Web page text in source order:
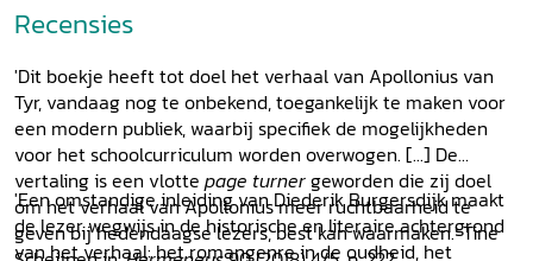
Recensies
'Dit boekje heeft tot doel het verhaal van Apollonius van
Tyr, vandaag nog te onbekend, toegankelijk te maken voor
een modern publiek, waarbij specifiek de mogelijkheden
voor het schoolcurriculum worden overwogen. [...] De
vertaling is een vlotte page turnergeworden die zij doel
om het verhaal van Apollonius meer ruchtbaarheid te
geven bij hedendaagse lezers, best kan waarmaken.' Tine
'Een omstandige inleiding van Diederik Burgersdijk maakt
de lezer wegwijs in de historische en literaire achtergrond
van het verhaal: het romangenre in de oudheid, het